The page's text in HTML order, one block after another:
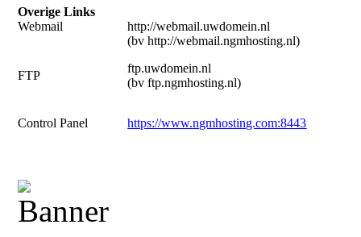
Overige Links
Webmail
http://webmail.uwdomein.nl
(bv http://webmail.ngmhosting.nl)
FTP
ftp.uwdomein.nl
(bv ftp.ngmhosting.nl)
Control Panel https://www.ngmhosting.com:8443